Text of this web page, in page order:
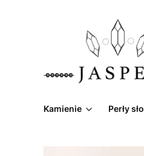
Kamienie Perły